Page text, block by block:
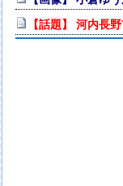
【話題】 河内長